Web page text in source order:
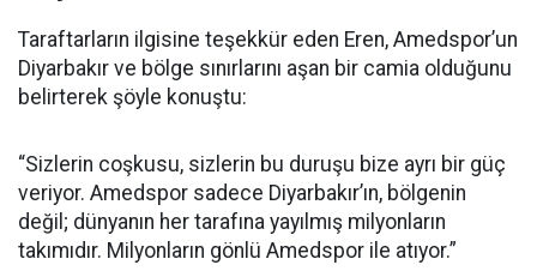
Taraftarların ilgisine teşekkür eden Eren, Amedspor’un
Diyarbakır ve bölge sınırlarını aşan bir camia olduğunu
belirterek şöyle konuştu:
“Sizlerin coşkusu, sizlerin bu duruşu bize ayrı bir güç
veriyor. Amedspor sadece Diyarbakır’ın, bölgenin
değil; dünyanın her tarafına yayılmış milyonların
takımıdır. Milyonların gönlü Amedspor ile atıyor.”